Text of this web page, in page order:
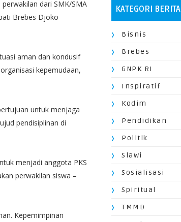
dari SMK/SMA
Brebes Djoko
aman dan kondusif
kepemudaan,
untuk menjaga
pendisiplinan di
menjadi anggota PKS
perwakilan siswa –
Kepemimpinan
KATEGORI BERITA
Bisnis
Brebes
GNPK RI
Inspiratif
Kodim
Pendidikan
Politik
Slawi
Sosialisasi
Spiritual
TMMD